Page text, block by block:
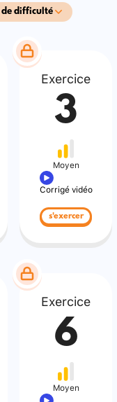
de difficulté
Exercice
3
Moyen
Corrigé vidéo
s'exercer
Exercice
6
Moyen